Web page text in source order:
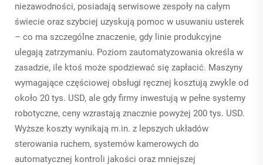
niezawodności, posiadają serwisowe zespoły na całym
świecie oraz szybciej uzyskują pomoc w usuwaniu usterek
– co ma szczególne znaczenie, gdy linie produkcyjne
ulegają zatrzymaniu. Poziom zautomatyzowania określa w
zasadzie, ile ktoś może spodziewać się zapłacić. Maszyny
wymagające częściowej obsługi ręcznej kosztują zwykle od
około 20 tys. USD, ale gdy firmy inwestują w pełne systemy
robotyczne, ceny wzrastają znacznie powyżej 200 tys. USD.
Wyższe koszty wynikają m.in. z lepszych układów
sterowania ruchem, systemów kamerowych do
automatycznej kontroli jakości oraz mniejszej